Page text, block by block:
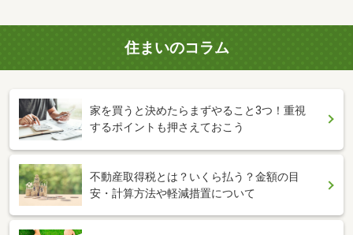
住まいのコラム
家を買うと決めたらまずやること3つ！重視
するポイントも押さえておこう
不動産取得税とは？いくら払う？金額の目
安・計算方法や軽減措置について